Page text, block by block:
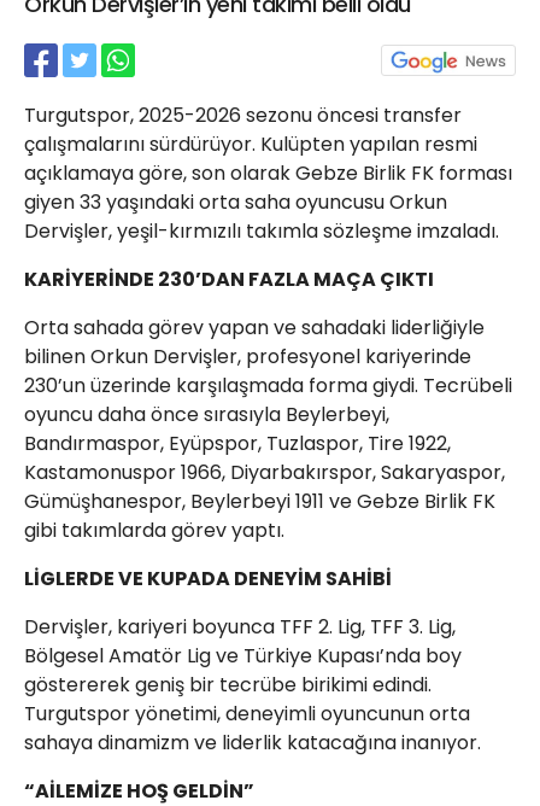
Turgutspor, 2025-2026 sezonu öncesi transfer
çalışmalarını sürdürüyor. Kulüpten yapılan resmi
açıklamaya göre, son olarak Gebze Birlik FK forması
giyen 33 yaşındaki orta saha oyuncusu Orkun
Dervişler, yeşil-kırmızılı takımla sözleşme imzaladı.
KARİYERİNDE 230’DAN FAZLA MAÇA ÇIKTI
Orta sahada görev yapan ve sahadaki liderliğiyle
bilinen Orkun Dervişler, profesyonel kariyerinde
230’un üzerinde karşılaşmada forma giydi. Tecrübeli
oyuncu daha önce sırasıyla Beylerbeyi,
Bandırmaspor, Eyüpspor, Tuzlaspor, Tire 1922,
Kastamonuspor 1966, Diyarbakırspor, Sakaryaspor,
Gümüşhanespor, Beylerbeyi 1911 ve Gebze Birlik FK
gibi takımlarda görev yaptı.
LİGLERDE VE KUPADA DENEYİM SAHİBİ
Dervişler, kariyeri boyunca TFF 2. Lig, TFF 3. Lig,
Bölgesel Amatör Lig ve Türkiye Kupası’nda boy
göstererek geniş bir tecrübe birikimi edindi.
Turgutspor yönetimi, deneyimli oyuncunun orta
sahaya dinamizm ve liderlik katacağına inanıyor.
“AİLEMİZE HOŞ GELDİN”
21 Gölcük
02624132333